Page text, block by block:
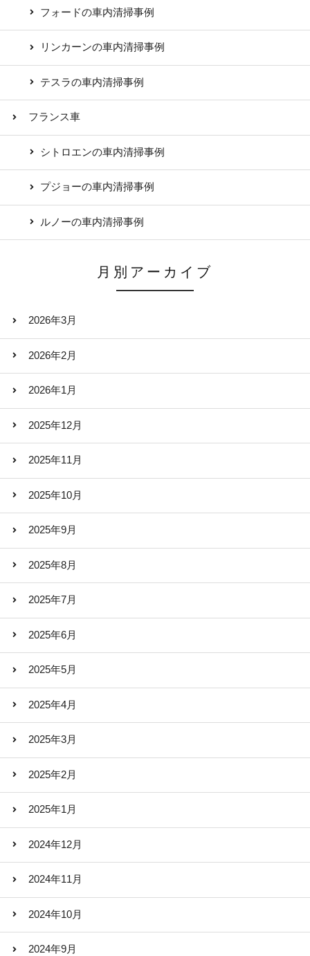
フォードの車内清掃事例
リンカーンの車内清掃事例
テスラの車内清掃事例
フランス車
シトロエンの車内清掃事例
プジョーの車内清掃事例
ルノーの車内清掃事例
月別アーカイブ
2026年3月
2026年2月
2026年1月
2025年12月
2025年11月
2025年10月
2025年9月
2025年8月
2025年7月
2025年6月
2025年5月
2025年4月
2025年3月
2025年2月
2025年1月
2024年12月
2024年11月
2024年10月
2024年9月